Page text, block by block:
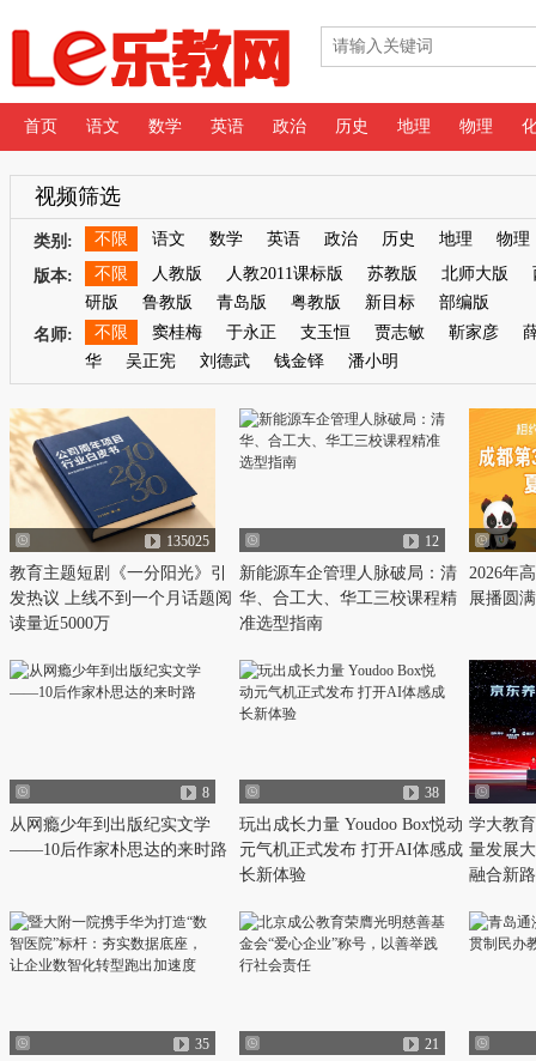
首页 语文 数学 英语 政治 历史 地理 物理
专辑
视频筛选
类别: 不限 语文 数学 英语 政治 历史 地理 物理
版本: 不限 人教版 人教2011课标版 苏教版 北师大版
研版
鲁教版 青岛版 粤教版 新目标
部编版
名师:
不限 窦桂梅 于永正 支玉恒 贾志敏 靳家彦
华
吴正宪 刘德武 钱金铎 潘小明
135025
教育主题短剧《一分阳光》引
发热议 上线不到一个月话题阅
读量近5000万
12
新能源车企管理人脉破局：清
华、合工大、华工三校课程精
准选型指南
2026年
展播圆
8
从网瘾少年到出版纪实文学
——10后作家朴思达的来时路
38
玩出成长力量 Youdoo Box悦动
元气机正式发布 打开AI体感成
长新体验
学大教
量发展
融合新
35 21